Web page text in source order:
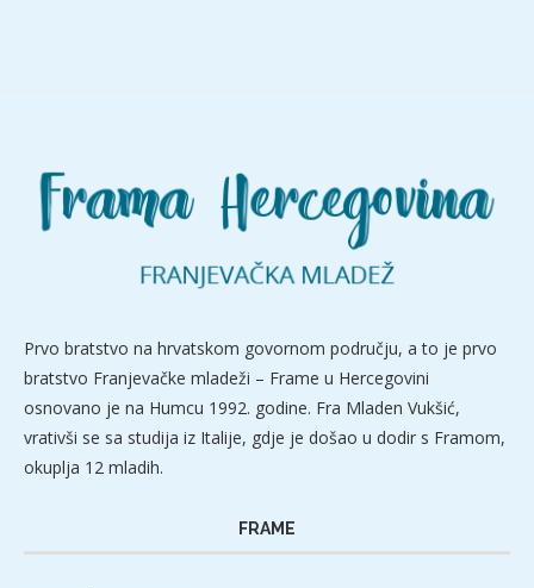
Prvo bratstvo na hrvatskom govornom području, a to je prvo
bratstvo Franjevačke mladeži – Frame u Hercegovini
osnovano je na Humcu 1992. godine. Fra Mladen Vukšić,
vrativši se sa studija iz Italije, gdje je došao u dodir s Framom,
okuplja 12 mladih.
FRAME